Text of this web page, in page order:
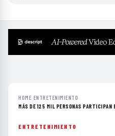
HOME›ENTRETENIMIENTO›
MÁS DE 125 MIL PERSONAS PARTICIPAN
ENTRETENIMIENTO